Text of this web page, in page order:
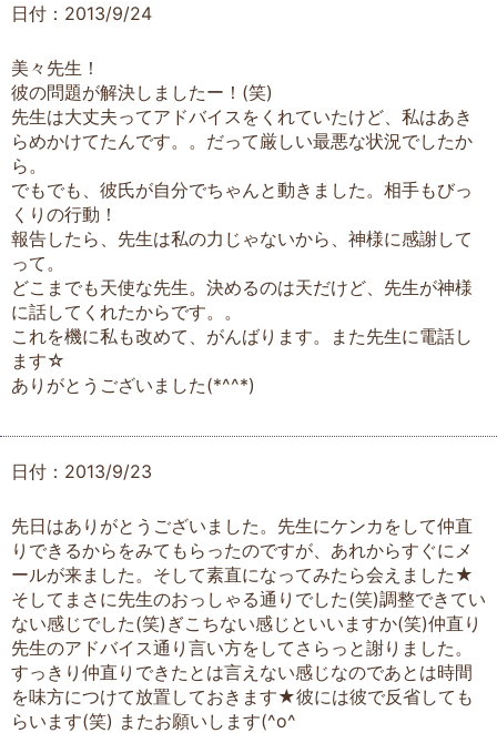
日付：2013/9/24
美々先生！
彼の問題が解決しましたー！(笑)
先生は大丈夫ってアドバイスをくれていたけど、私はあき
らめかけてたんです。。だって厳しい最悪な状況でしたか
ら。
でもでも、彼氏が自分でちゃんと動きました。相手もびっ
くりの行動！
報告したら、先生は私の力じゃないから、神様に感謝して
って。
どこまでも天使な先生。決めるのは天だけど、先生が神様
に話してくれたからです。。
これを機に私も改めて、がんばります。また先生に電話し
ます☆
ありがとうございました(*^^*)
日付：2013/9/23
先日はありがとうございました。先生にケンカをして仲直
りできるからをみてもらったのですが、あれからすぐにメ
ールが来ました。そして素直になってみたら会えました★
そしてまさに先生のおっしゃる通りでした(笑)調整できてい
ない感じでした(笑)ぎこちない感じといいますか(笑)仲直り
先生のアドバイス通り言い方をしてさらっと謝りました。
すっきり仲直りできたとは言えない感じなのであとは時間
を味方につけて放置しておきます★彼には彼で反省しても
らいます(笑) またお願いします(^o^ゞ